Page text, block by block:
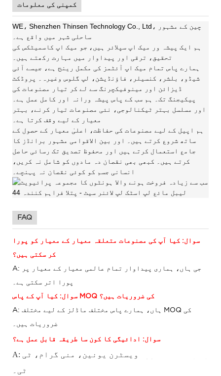
کمپنی کی معلومات
WE، Shenzhen Thinsen Technology Co., Ltd، چین کے مشہور
ساحلی شہر میں واقع ہے۔
ہم ایک پیشہ ور میک اپ سپلائر ہیں، جو میک اپ کاسمیٹکس کی
تحقیق، ترقی اور پیداوار میں مہارت رکھتے ہیں۔
ہمارے پاس تمام میک اپ آئٹمز کی مکمل رینج ہے، جیسے آئی
شیڈو، بلشر، کنسیلر، فاؤنڈیشن، لپ گلوس وغیرہ۔ پروڈکٹ
ڈیزائن اور مینوفیکچرنگ سے لے کر تیار مصنوعات کی
پیکیجنگ تک۔ ہم سب کے پاس پیشہ ورانہ اور کامل عمل ہے۔
اور مسلسل بہتر ٹیکنالوجی، نئی مصنوعات تیار کرنے، بہتر
معیار کے لیے وقف کرتا ہے۔
ہم اپیل کے لیے مصنوعات کی حفاظت، اعلیٰ معیار کے حصول کے
ساتھ شروع کرتے ہیں۔ اور بین الاقوامی مشہور برانڈز کا
جامع استعمال کرتے ہیں اور محفوظ تصدیق تک رسائی حاصل
کرتے ہیں۔ کبھی بھی نقصان دہ مادوں کو شامل نہ کریں،
انسانی جسم کو کوئی نقصان نہ پہنچے۔
FAQ
سوال: کیا آپ کی مصنوعات متعلقہ معیار کے معیار کو پورا
کر سکتی ہیں؟
A: جی ہاں، ہماری پیداوار تمام عالمی معیار کے معیار پر
پورا اتر سکتی ہے۔
سوال: کیا آپ کے پاس MOQ کی ضروریات ہیں؟
A: ہاں، ہمارے پاس مختلف ماڈلز کے لیے مختلف MOQ کی
ضروریات ہیں۔
ویسٹرن یونین، منی گرام، ٹی
ٹی۔